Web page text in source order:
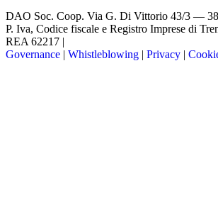
DAO Soc. Coop. Via G. Di Vittorio 43/3 —
P. Iva, Codice fiscale e Registro Imprese di
REA 62217 |
Governance | Whistleblowing | Privacy |